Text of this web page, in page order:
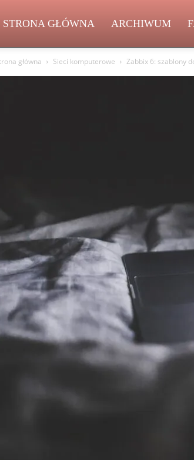
STRONA GŁÓWNA ARCHIWUM
główna Sieci komputerowe Zabbix 6: szablony